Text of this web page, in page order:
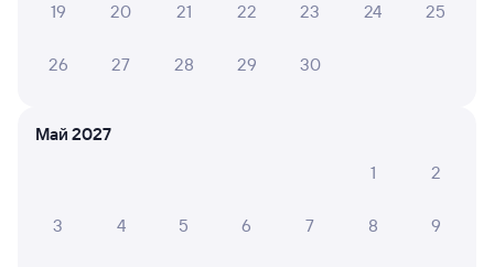
6 причин купить ж/д билеты
же что-то с этим делать!
19 20 21 22 23 24 25
26 27 28 29 30
Май 2027
1
2
3 4 5 6 7 8 9